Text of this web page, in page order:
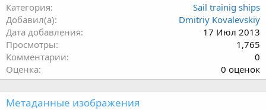
Категория
Sail trainig ships
Добавил(а)
Dmitriy Kovalevskiy
Дата добавления
17 Июл 2013
Просмотры
1,765
Комментарии
0
Оценка
0
.
0
0 оценок
Метаданные изображения